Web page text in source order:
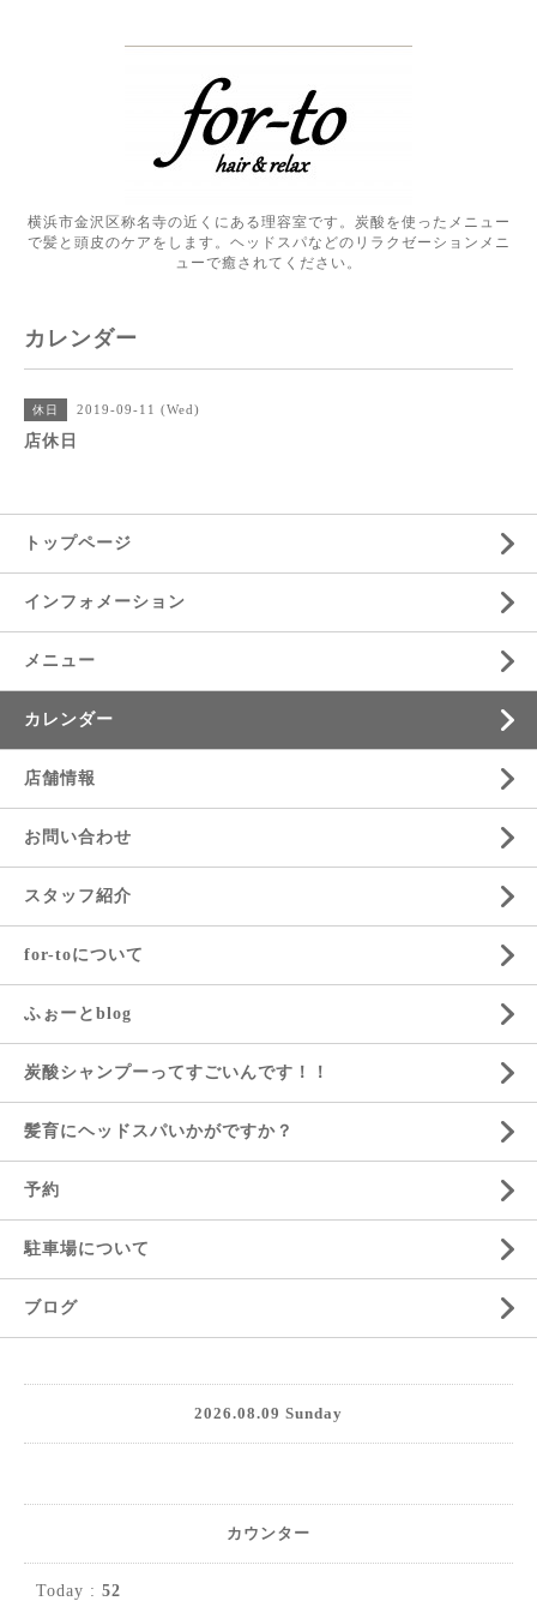
横浜市金沢区称名寺の近くにある理容室です。炭酸を使ったメニュー
で髪と頭皮のケアをします。ヘッドスパなどのリラクゼーションメニ
ューで癒されてください。
カレンダー
休日 2019-09-11 (Wed)
店休日
トップページ
インフォメーション
メニュー
カレンダー
店舗情報
お問い合わせ
スタッフ紹介
for-toについて
ふぉーとblog
炭酸シャンプーってすごいんです！！
髪育にヘッドスパいかがですか？
予約
駐車場について
ブログ
2026.08.09 Sunday
カウンター
Today : 52